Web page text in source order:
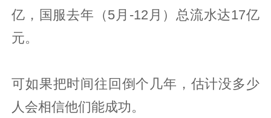
亿，国服去年（5月-12月）总流水达17亿
元。
可如果把时间往回倒个几年，估计没多少
人会相信他们能成功。